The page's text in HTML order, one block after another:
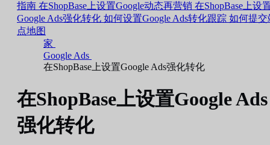
指南 在ShopBase上设置Google动态再营销 在ShopBase上设
Google Ads强化转化 如何设置Google Ads转化跟踪 如何提交
点地图
家
Google Ads
在ShopBase上设置Google Ads强化转化
在ShopBase上设置Google Ads
强化转化